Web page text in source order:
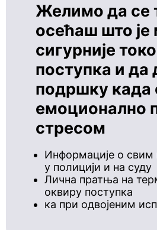
Желимо да се
осећаш што је
сигурније
поступка и да
подршку када
емоционално
стресом
Информације о свим
у полицији и на суду
Лична пратња на
оквиру поступка
ка при одвојеним